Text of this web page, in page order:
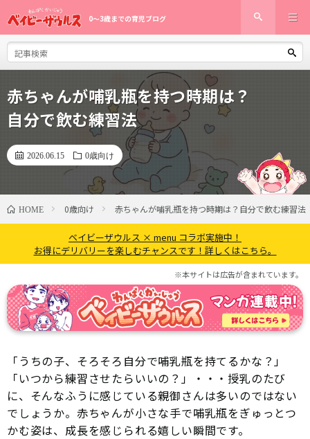
0〜3歳までの育児ブログ
赤ちゃんが哺乳瓶を持つ時期は？
自分で飲む練習法
2026.06.15 0歳向け
HOME 0歳向け 赤ちゃんが哺乳瓶を持つ時期は？自分で飲む練習法
ベイビーザウルス × menu コラボ実施中！
お得にデリバリーを楽しむチャンスです！詳しくはこちら。
※本サイトは広告が含まれています。
「うちの子、そろそろ自分で哺乳瓶を持てるかな？」
「いつから練習させたらいいの？」・・・授乳のたび
に、そんなふうに感じている親御さんは多いのではない
でしょうか。赤ちゃんが小さな手で哺乳瓶をぎゅっとつ
かむ姿は、成長を感じられる嬉しい瞬間です。